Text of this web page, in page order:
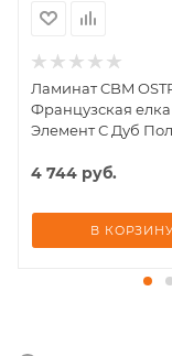
Ламинат CBM
Французская елка
Элемент С Дуб
м2
4 744 руб.
В